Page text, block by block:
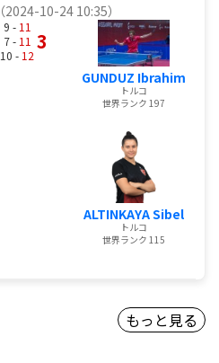
（2024-10-24 10:35）
9 - 11
7 - 11
10 - 12
3
GUNDUZ Ibrahim
トルコ
世界ランク 197
ALTINKAYA Sibel
トルコ
世界ランク 115
もっと見る